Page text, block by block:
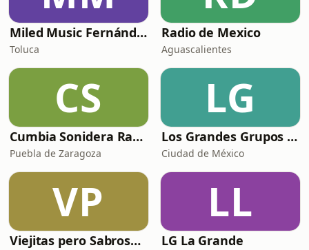
Miled Music Fernández
Toluca
Radio de Mexico
Aguascalientes
CS
Cumbia Sonidera Radio
Puebla de Zaragoza
LG
Los Grandes Grupos Radio
Ciudad de México
VP
Viejitas pero Sabrosas Radio
LL
LG La Grande